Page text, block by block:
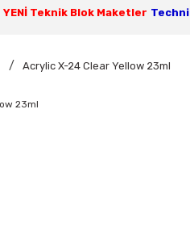
YENİ Teknik Blok Maketler
Acrylic X-24 Clear Yellow 23ml